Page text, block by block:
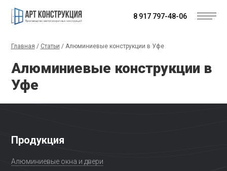
8 917 797-48-06
Главная / Статьи / Алюминиевые конструкции в Уфе
Алюминиевые конструкции в
Уфе
Продукция
Алюминиевые окна и двери